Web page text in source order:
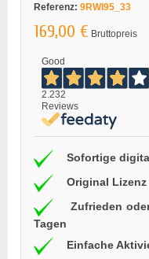
Referenz: 9RWI95_33
169,00 € Bruttopreis
Good
2.232
Reviews
Sofortige
Original Lizenz
Zufrieden
Tagen
Einfache